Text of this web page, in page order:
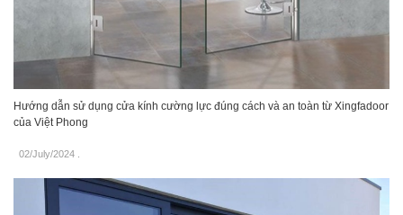
Hướng dẫn sử dụng cửa kính cường lực đúng cách và an toàn từ Xingfadoor
của Việt Phong
02/July/2024 .